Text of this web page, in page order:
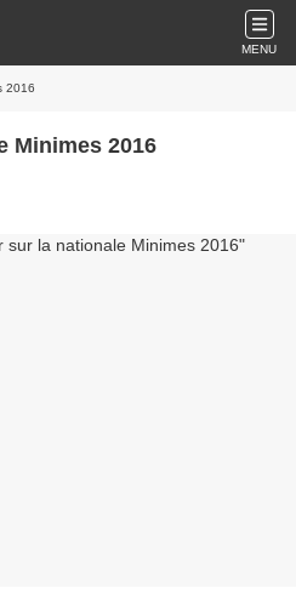
MENU
2016
Minimes 2016